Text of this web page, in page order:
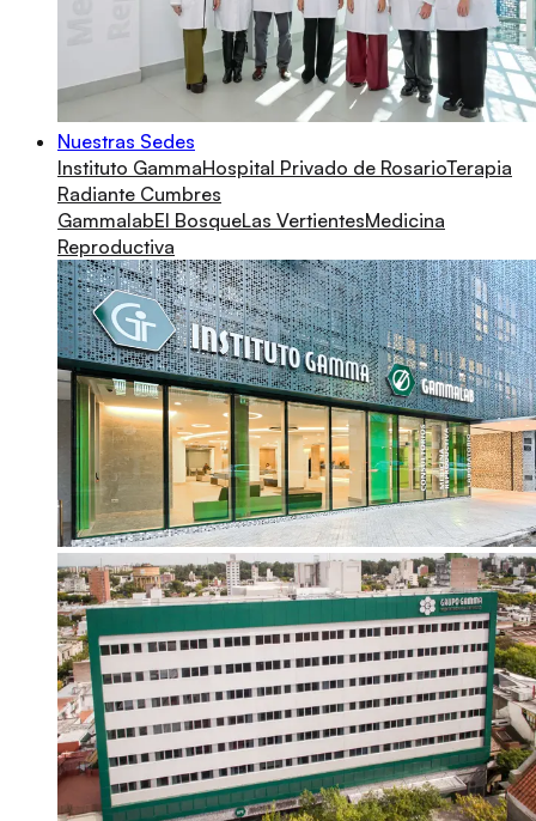
Nuestras Sedes
Instituto GammaHospital Privado de RosarioTerapia
Radiante Cumbres
GammalabEl BosqueLas VertientesMedicina
Reproductiva